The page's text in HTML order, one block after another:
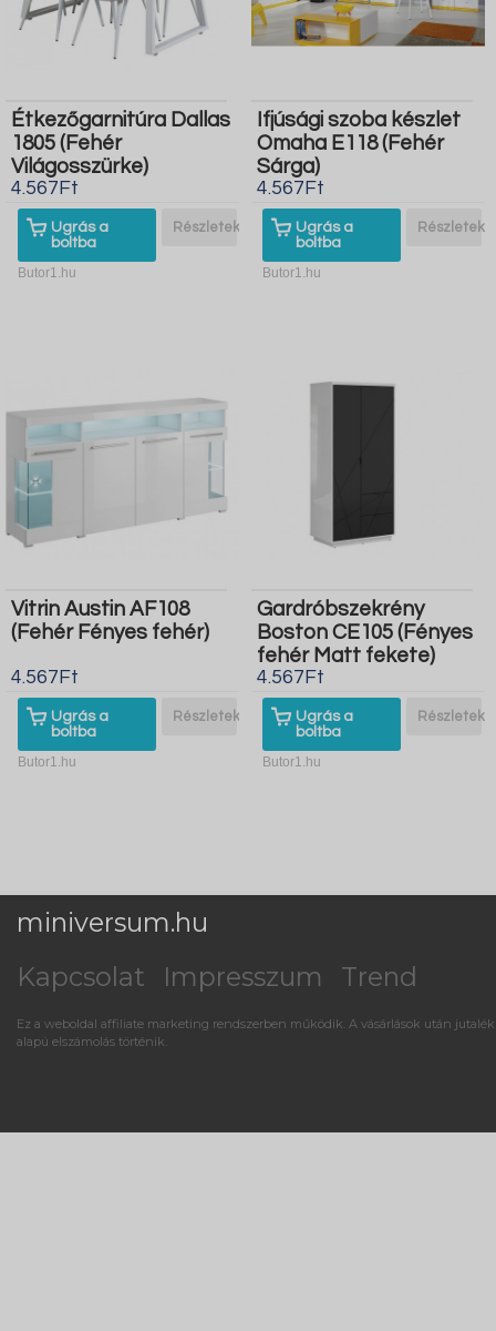
Étkezőgarnitúra Dallas
1805 (Fehér
Világosszürke)
4.567Ft
Ugrás a
boltba
Részletek
Butor1.hu
Ifjúsági szoba készlet
Omaha E118 (Fehér
Sárga)
4.567Ft
Ugrás a
boltba
Részletek
Butor1.hu
Vitrin Austin AF108
(Fehér Fényes fehér)
4.567Ft
Ugrás a
boltba
Részletek
Butor1.hu
Gardróbszekrény
Boston CE105 (Fényes
fehér Matt fekete)
4.567Ft
Ugrás a
boltba
Részletek
Butor1.hu
miniversum.hu
Kapcsolat
Impresszum Trend
Ez a weboldal affiliate marketing rendszerben működik. A vásárlások után jutalék
alapú elszámolás történik.